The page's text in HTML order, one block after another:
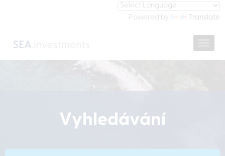
Powered by Translate
Vyhledávání